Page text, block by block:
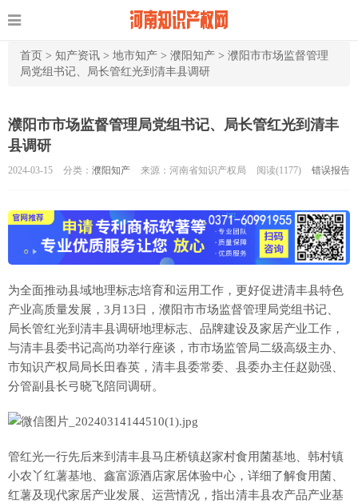
首页 > 知产资讯 > 地市知产 > 濮阳知产 > 濮阳市市场监督管理
局党组书记、局长管红光到清丰县调研
濮阳市市场监督管理局党组书记、局长管红光到清丰
县调研
2024-03-15 分类： 濮阳知产 来源：河南省知识产权局 阅读(1177) 错误报告
为全面推动县域地理标志培育和运用工作，更好促进清丰县特色
产业高质量发展，3月13日，濮阳市市场监督管理局党组书记、
局长管红光到清丰县调研地理标志、品牌建设及家居产业工作，
与清丰县委书记高尚功举行座谈，市市场监管局二级高级主办、
市知识产权局局长田春英，清丰县委常委、县委办主任赵勋强、
分管副县长弓晓飞陪同调研。
管红光一行先后来到清丰县马庄桥镇赵家村食用菌基地、韩村镇
小农丫红薯基地、鑫富源酒店家居体验中心，详细了解食用菌、
红薯及现代家居产业发展、运营情况，指出清丰县农产品产业基